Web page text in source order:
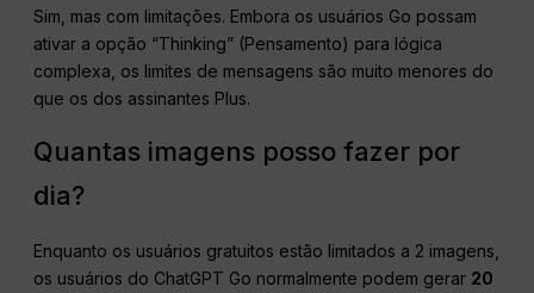
Sim, mas com limitações. Embora os usuários Go possam
ativar a opção “Thinking” (Pensamento) para lógica
complexa, os limites de mensagens são muito menores do
que os dos assinantes Plus.
Quantas imagens posso fazer por
dia?
Enquanto os usuários gratuitos estão limitados a 2 imagens,
os usuários do ChatGPT Go normalmente podem gerar 20